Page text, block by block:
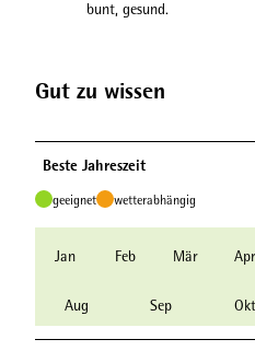
bunt, gesund.
Gut zu wissen
Beste Jahreszeit
geeignet wetterabhängig
Jan Feb Mär Apr
Aug Sep Okt